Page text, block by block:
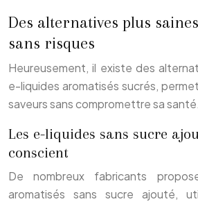
Des alternatives plus
sans risques
Heureusement, il existe des
e-liquides aromatisés sucrés,
saveurs sans compromettre sa santé.
Les e-liquides sans sucre
conscient
De nombreux fabricants
aromatisés sans sucre ajouté,